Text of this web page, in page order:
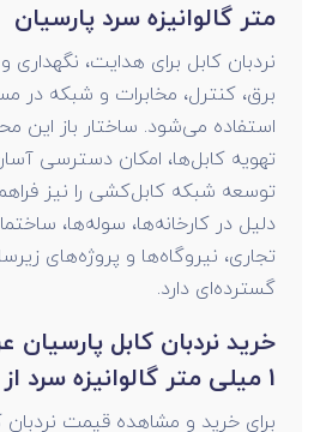
متر گالوانیزه سرد پارسیان
نردبان کابل برای هدایت،
برق، کنترل، مخابرات و شبکه در
استفاده می‌شود. ساختار باز این
تهویه کابل‌ها، امکان دسترسی
توسعه شبکه کابل‌کشی را نیز
دلیل در کارخانه‌ها، سوله‌ها،
تجاری، نیروگاه‌ها و پروژه‌های
گسترده‌ای دارد.
1 میلی متر گالوانیزه سرد از راندنو
برای خرید و مشاهده قیمت